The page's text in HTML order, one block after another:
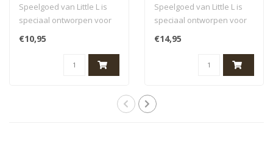
Speelgoed van Little L is
speciaal ontworpen voor
prod..
€10,95
Speelgoed van Little L is
speciaal ontworpen voor
prod..
€14,95